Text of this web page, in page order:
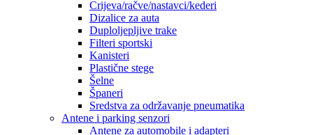
Crijeva/račve/nastavci/kederi
Dizalice za auta
Duploljepljive trake
Filteri sportski
Kanisteri
Plastične stege
Šelne
Španeri
Sredstva za održavanje pneumatika
Antene i parking senzori
Antene za automobile i adapteri